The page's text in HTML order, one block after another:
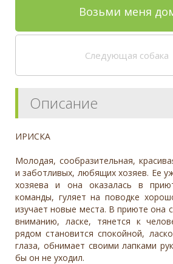
Возьми меня
Следующая собака
Описание
ИРИСКА
Молодая, сообразительная,
и заботливых, любящих хозяев. Ее
хозяева и она оказалась в
команды, гуляет на поводке
изучает новые места. В приюте она
вниманию, ласке, тянется к
рядом становится спокойной,
глаза, обнимает своими лапками
бы он не уходил.